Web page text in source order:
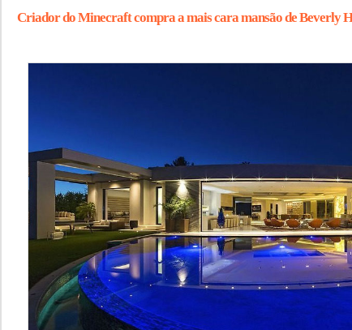
Criador do Minecraft compra a mais cara mansão de Beverly